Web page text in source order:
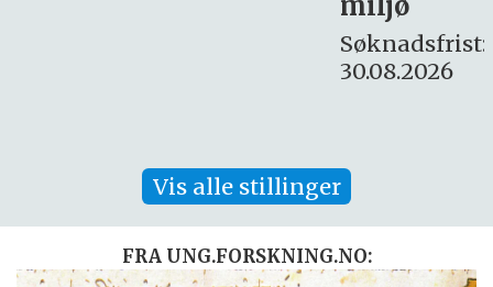
16. august.
Vis alle stillinger
FRA UNG.FORSKNING.NO: